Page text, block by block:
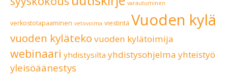
varautuminen
verkostotapaaminen vetovoima viestintä Vuoden kylä
vuoden kyläteko vuoden kylätoimija
webinaari yhdistysilta yhdistysohjelma yhteistyö
yleisöäänestys